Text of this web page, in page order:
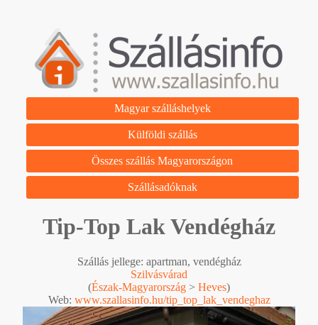
Magyar szálláshelyek
Külföldi szállás
Összes szállás Magyarországon
Szállásadóknak
Tip-Top Lak Vendégház
Szállás jellege: apartman, vendégház
Szilvásvárad
(Észak-Magyarország > Heves)
Web: www.szallasinfo.hu/tip_top_lak_vendeghaz